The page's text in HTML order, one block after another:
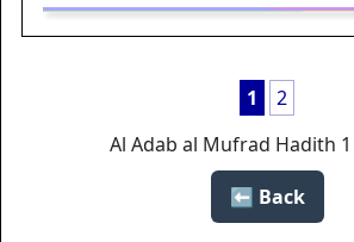
1
2
Al Adab al Mufrad Hadith
Back ⬅️